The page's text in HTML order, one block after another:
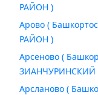
РАЙОН )
Арово (
РАЙОН )
Арсеново (
ЗИАНЧУРИНСКИЙ
Арсланово (